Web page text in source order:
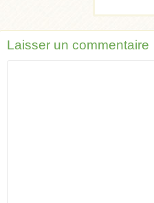
Laisser un commentaire